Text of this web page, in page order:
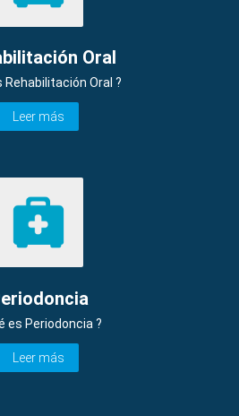
Oral
Rehabilitación Oral ?
Leer más
es Periodoncia ?
Leer más